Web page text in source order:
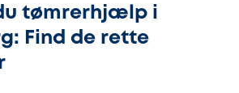
tømrerhjælp i
Find de rette